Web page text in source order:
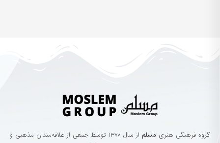
گروه‌ فرهنگی‌ هنری‌ مسلم
از سال ۱۳۷۰ توسط جمعی از علاقه‌مندان مذهبی و